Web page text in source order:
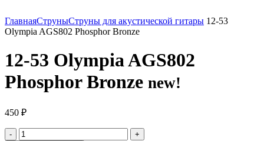
ГлавнаяСтруныСтруны для акустической гитары 12-53
Olympia AGS802 Phosphor Bronze
12-53 Olympia AGS802
Phosphor Bronze new!
450 ₽